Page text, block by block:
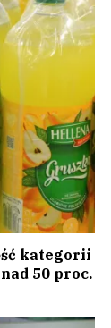
kategorii
50 proc.